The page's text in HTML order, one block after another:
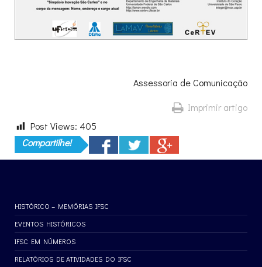
Assessoria de Comunicação
Imprimir artigo
Post Views: 405
Compartilhe!
HISTÓRICO – MEMÓRIAS IFSC
EVENTOS HISTÓRICOS
IFSC EM NÚMEROS
RELATÓRIOS DE ATIVIDADES DO IFSC